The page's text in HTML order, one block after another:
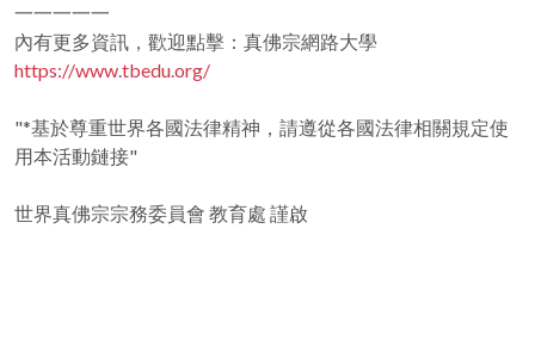
一一一一一
內有更多資訊，歡迎點擊：真佛宗網路大學
https://www.tbedu.org/
"*基於尊重世界各國法律精神，請遵從各國法律相關規定使
用本活動鏈接"
世界真佛宗宗務委員會 教育處 謹啟